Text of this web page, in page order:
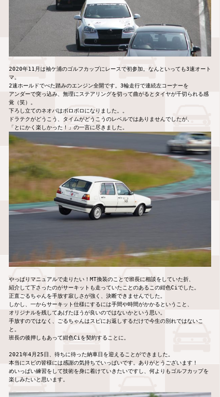
2020年11月は袖ケ浦のゴルフカップにレースで初参加。なんといっても3速オート
マ。
2速ホールドでべた踏みのエンジン全開です。3輪走行で連続左コーナーを
アンダーで突っ込み、無理にステアリングを切って曲がるとタイヤが千切られる感
覚（笑）。
下ろし立てのネオバはボロボロになりました。。
ドラテクがどうこう、タイムがどうこうのレベルではありませんでしたが、
やっぱりマニュアルで走りたい！MT換装のことで班長に相談をしていた折、
紹介して下さったのがサーキットも走っていたことのあるこの紺色Ciでした。
正直ごるちゃんを手放す寂しさが強く、決断できませんでした。
しかし、一からサーキット仕様にするには手間や時間がかかるということ、
オリジナルを残してあげたほうが良いのではないかという思い。
手放すのではなく、ごるちゃんはスピにお返しするだけで今生の別れではないこ
と。
班長の後押しもあって紺色Ciを契約することに。
2021年4月25日、待ちに待った納車日を迎えることができました。
本当にスピの皆様には感謝の気持ちでいっぱいです。ありがとうございます！
めいっぱい練習をして技術を身に着けていきたいですし、何よりもゴルフカップを
楽しみたいと思います。